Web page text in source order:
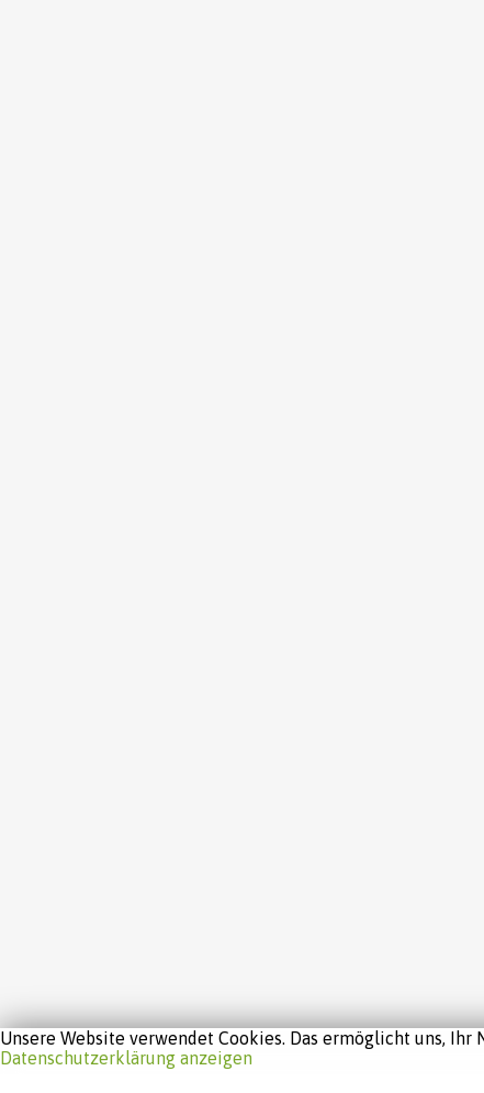
Unsere Website verwendet Cookies. Das ermöglicht uns,
Datenschutzerklärung anzeigen